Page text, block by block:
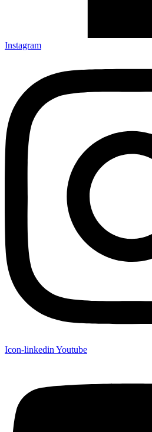
Instagram
Icon-linkedin Youtube